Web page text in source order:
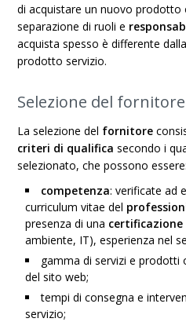
di acquistare un nuovo prodotto
separazione di ruoli e
acquista spesso è differente
prodotto servizio.
Selezione del fornitore
La selezione del fornitore
criteri di qualificasecondo i
selezionato, che possono essere:
competenza: verificate ad
curriculum vitae del
presenza di una certificazione
ambiente, IT), esperienza nel
gamma di servizi e prodotti
del sito web;
tempi di consegna e
servizio;